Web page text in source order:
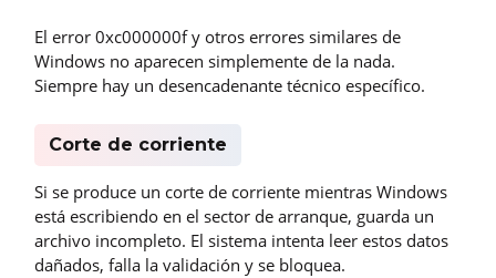
El error 0xc000000f y otros errores similares de
Windows no aparecen simplemente de la nada.
Siempre hay un desencadenante técnico específico.
Corte de corriente
Si se produce un corte de corriente mientras Windows
está escribiendo en el sector de arranque, guarda un
archivo incompleto. El sistema intenta leer estos datos
dañados, falla la validación y se bloquea.